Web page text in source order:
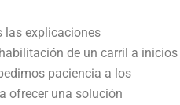
las explicaciones
de un carril a inicios
paciencia a los
ofrecer una solución